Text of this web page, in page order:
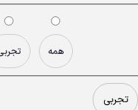
همه تجربی
تجربی